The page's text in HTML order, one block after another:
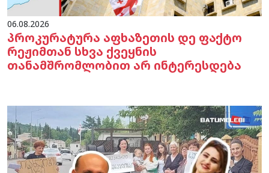
06.08.2026
პროკურატურა აფხაზეთის დე ფაქტო
რეჟიმთან სხვა ქვეყნის
თანამშრომლობით არ ინტერესდება